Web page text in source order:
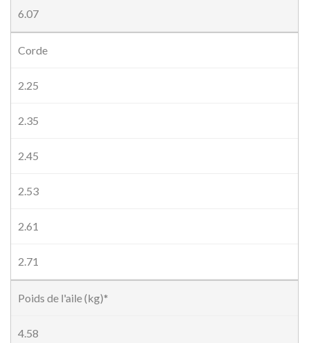
6.07
Corde
2.25
2.35
2.45
2.53
2.61
2.71
Poids de l'aile (kg)*
4.58